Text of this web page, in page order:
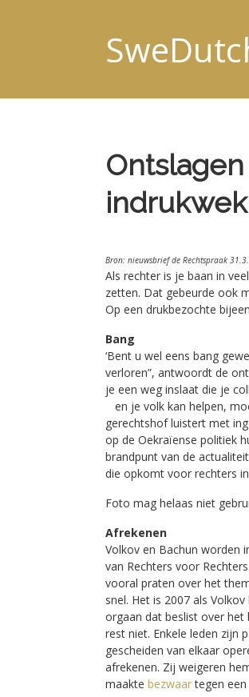
Bron: nieuwsbrief de Rechtspraak
Als rechter is je baan in
zetten. Dat gebeurde ook
Op een drukbezochte
Bang
‘Bent u wel eens bang
verloren”, antwoordt de
je een weg inslaat die je
en je volk kan helpen,
gerechtshof luistert met
op de Oekraïense politiek
brandpunt van de
die opkomt voor rechters
Foto mag helaas niet
Afrekenen
Volkov en Bachun worden
van Rechters voor
vooral praten over het
snel. Het is 2007 als
orgaan dat beslist over het
rest niet. Enkele leden zijn
gescheiden van elkaar
afrekenen. Zij weigeren
maakte bezwaartegen